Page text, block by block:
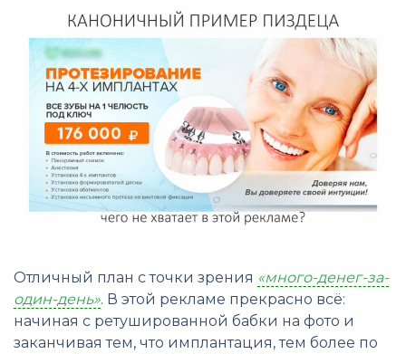
Отличный план с точки зрения «много-денег-за-
один-день». В этой рекламе прекрасно всё:
начиная с ретушированной бабки на фото и
заканчивая тем, что имплантация, тем более по